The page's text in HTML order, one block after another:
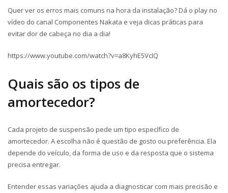
Quer ver os erros mais comuns na hora da instalação? Dá o play no
vídeo do canal Componentes Nakata e veja dicas práticas para
evitar dor de cabeça no dia a dia!
https://www.youtube.com/watch?v=a8KyhE5VcIQ
Quais são os tipos de
amortecedor?
Cada projeto de suspensão pede um tipo específico de
amortecedor. A escolha não é questão de gosto ou preferência. Ela
depende do veículo, da forma de uso e da resposta que o sistema
precisa entregar.
Entender essas variações ajuda a diagnosticar com mais precisão e